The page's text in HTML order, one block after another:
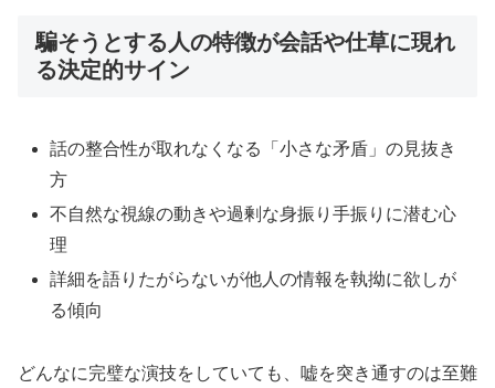
騙そうとする人の特徴が会話や仕草に現れ
る決定的サイン
話の整合性が取れなくなる「小さな矛盾」の見抜き
方
不自然な視線の動きや過剰な身振り手振りに潜む心
理
詳細を語りたがらないが他人の情報を執拗に欲しが
る傾向
どんなに完璧な演技をしていても、嘘を突き通すのは至難